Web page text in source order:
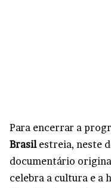
Para encerrar a
Brasilestreia, neste
documentário
celebra a cultura e